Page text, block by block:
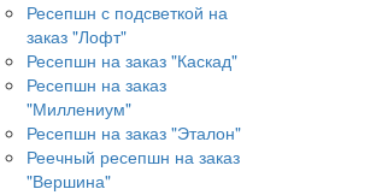
Ресепшн с подсветкой на
заказ "Лофт"
Ресепшн на заказ "Каскад"
Ресепшн на заказ
"Миллениум"
Ресепшн на заказ "Эталон"
Реечный ресепшн на заказ
"Вершина"